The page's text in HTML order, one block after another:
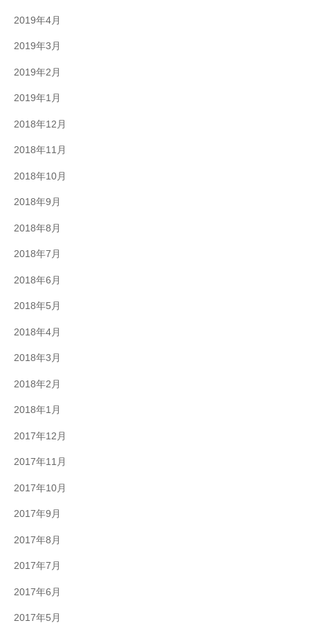
2019年4月
2019年3月
2019年2月
2019年1月
2018年12月
2018年11月
2018年10月
2018年9月
2018年8月
2018年7月
2018年6月
2018年5月
2018年4月
2018年3月
2018年2月
2018年1月
2017年12月
2017年11月
2017年10月
2017年9月
2017年8月
2017年7月
2017年6月
2017年5月